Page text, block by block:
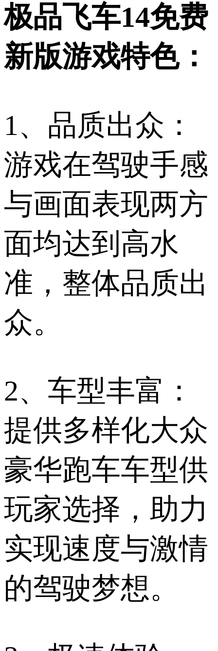
极品飞车14免费
新版游戏特色：
1、品质出众：
游戏在驾驶手感
与画面表现两方
面均达到高水
准，整体品质出
众。
2、车型丰富：
提供多样化大众
豪华跑车车型供
玩家选择，助力
实现速度与激情
的驾驶梦想。